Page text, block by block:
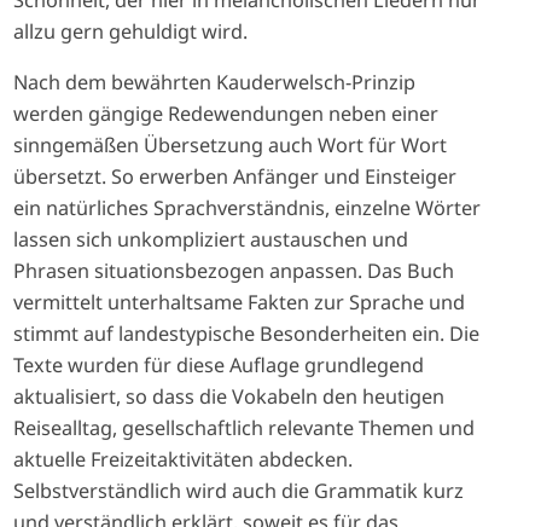
allzu gern gehuldigt wird.
Nach dem bewährten Kauderwelsch-Prinzip
werden gängige Redewendungen neben einer
sinngemäßen Übersetzung auch Wort für Wort
übersetzt. So erwerben Anfänger und Einsteiger
ein natürliches Sprachverständnis, einzelne Wörter
lassen sich unkompliziert austauschen und
Phrasen situationsbezogen anpassen. Das Buch
vermittelt unterhaltsame Fakten zur Sprache und
stimmt auf landestypische Besonderheiten ein. Die
Texte wurden für diese Auflage grundlegend
aktualisiert, so dass die Vokabeln den heutigen
Reisealltag, gesellschaftlich relevante Themen und
aktuelle Freizeitaktivitäten abdecken.
Selbstverständlich wird auch die Grammatik kurz